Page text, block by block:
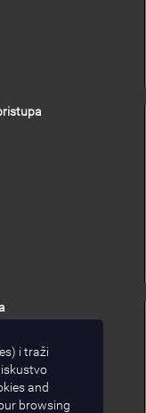
i traži
and
browsing